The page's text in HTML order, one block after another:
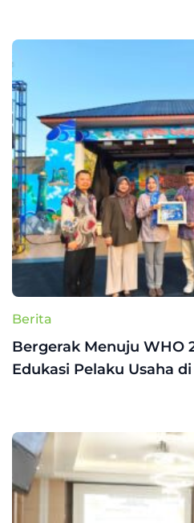
Berita
Bergerak Menuju WHO
Edukasi Pelaku Usaha